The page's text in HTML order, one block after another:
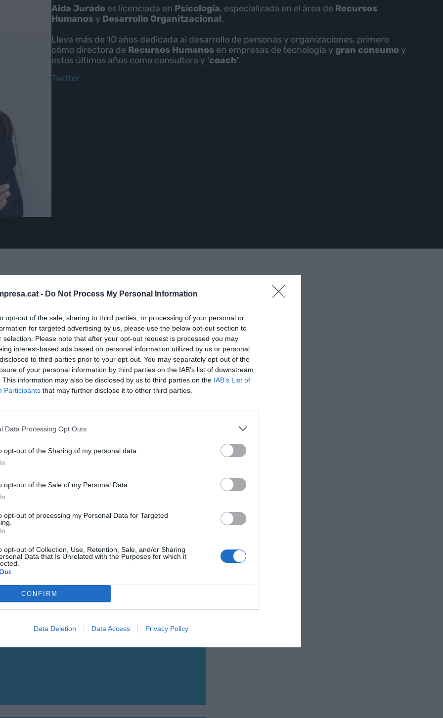
- Do Not Process My Personal Information
opt-out of the sale, sharing to third parties, or processing of your personal or
for targeted advertising by us, please use the below opt-out section to
selection. Please note that after your opt-out request is processed you may
interest-based ads based on personal information utilized by us or personal
to third parties prior to your opt-out. You may separately opt-out of the
of your personal information by third parties on the IAB’s list of downstream
This information may also be disclosed by us to third parties on the IAB’s List of
Participants that may further disclose it to other third parties.
Data Processing Opt Outs
opt-out of the Sharing of my personal data.
opt-out of the Sale of my Personal Data.
opt-out of processing my Personal Data for Targeted
opt-out of Collection, Use, Retention, Sale, and/or Sharing
Data that Is Unrelated with the Purposes for which it
CONFIRM
Data Deletion Data Access Privacy Policy
Aida Jurado es licenciada en Psicología, especializada en el área de Recursos
Humanos y Desarrollo Organitzacional.
Lleva más de 10 años dedicada al desarrollo de personas y organizaciones, primero
cómo directora de Recursos Humanos en empresas de tecnología y gran consumo y
estos últimos años como consultora y 'coach'.
Twitter